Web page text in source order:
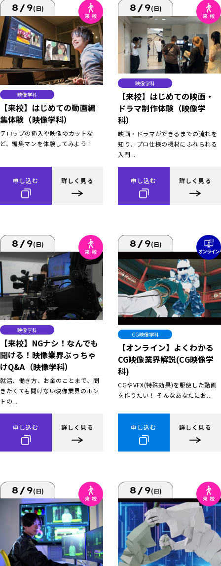
8/9(日)
映像学科
【来校】はじめての動画編
集体験（映像学科）
テロップの挿入や映像のカットな
ど、編集マンを体験してみよう！
申し込む 詳しく見る
8/9(日)
映像学科
【来校】はじめての映画・
ドラマ制作体験（映像学
科）
映画・ドラマができるまでの流れを
知り、プロ仕様の機材にふれられる
入門...
申し込む 詳しく見る
8/9(日)
映像学科
【来校】NGナシ！なんでも
聞ける！映像業界ぶっちゃ
けQ&A（映像学科）
就活、働き方、お金のことまで、聞
きたくても聞けない映像業界のホン
トの...
申し込む 詳しく見る
8/9(日)
CG映像学科
【オンライン】よくわかる
CG映像業界解説(CG映像学
科)
CGやVFX(特殊効果)を駆使した動画
を作りたい！ そんなあなたにお...
申し込む 詳しく見る
8/9(日) 8/9(日)